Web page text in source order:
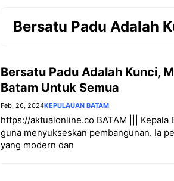
Bersatu Padu Adalah
Bersatu Padu Adalah Kunci,
Batam Untuk Semua
Feb. 26, 2024KEPULAUAN BATAM
https://aktualonline.co BATAM ||| Kepala
guna menyukseskan pembangunan. Ia
yang modern dan